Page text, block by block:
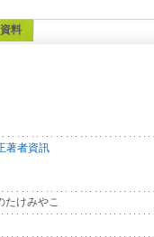
料
著者資訊
たけみやこ